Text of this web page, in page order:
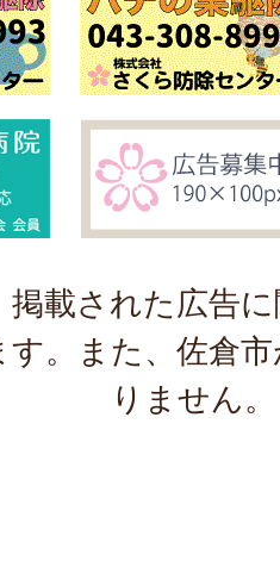
掲載された広告
す。また、佐倉
りません。